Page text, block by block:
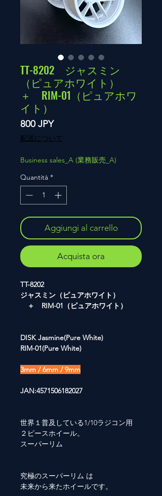
TT-8202 ジャスミン
（ピュアホワイト）
＋ RIM-01（ピュアホワ
イト）
800 JPYPrezzo
配送について
Business sales_A (業務販売_A)
Quantità *
Aggiungi al carrello
Acquista ora
TT-8202
ジャスミン（ピュアホワイト）
＋ RIM-01（ピュアホワイト）
DISK Jasmine(Pure White)
RIM-01(Pure White)
3mm / 6mm / 9mm
JAN:4571506182027
世界１普及している1/10ラジコン用
２ピースホイール。
スーパーリム
究極のスーパーリム は
未来から来たホイールです。